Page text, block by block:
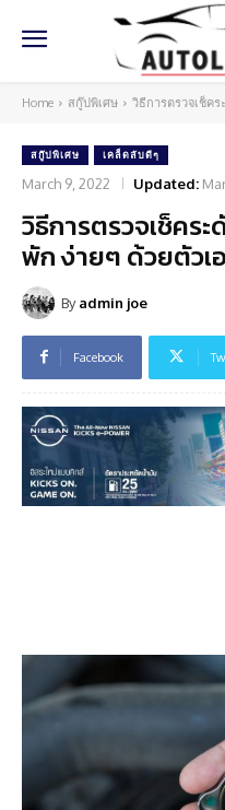
Home สกู๊ปพิเศษ วิธีการตรวจเช็ค
สกู๊ปพิเศษ เคล็ดลับดีๆ
March 9, 2022 Updated:
วิธีการตรวจเช็คร
พัก ง่ายๆ ด้วยตัวเ
By admin joe
Facebook